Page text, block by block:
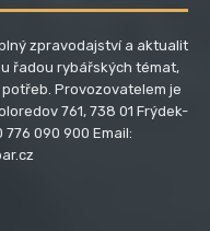
zpravodajství a aktualit
řadou rybářských témat,
Provozovatelem je
761, 738 01 Frýdek-
776 090 900 Email: